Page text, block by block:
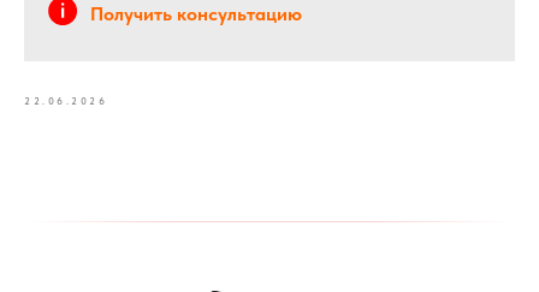
Получить консультацию
22.06.2026